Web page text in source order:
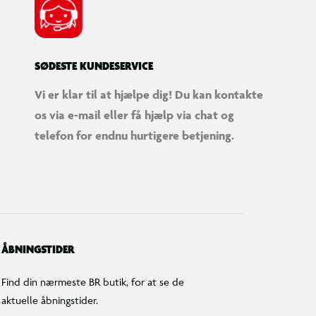
SØDESTE KUNDESERVICE
Vi er klar til at hjælpe dig! Du kan kontakte
os via e-mail eller få hjælp via chat og
telefon for endnu hurtigere betjening.
ÅBNINGSTIDER
Find din nærmeste BR butik, for at se de
aktuelle åbningstider.